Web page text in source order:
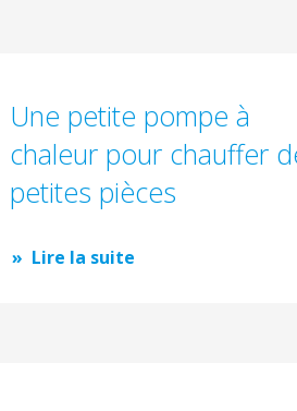
Une petite pompe à
chaleur pour chauffer
petites pièces
Lire la suite